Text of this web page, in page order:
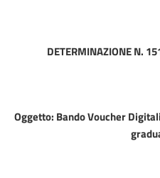
DETERMINAZIONE N.
Oggetto: Bando Voucher